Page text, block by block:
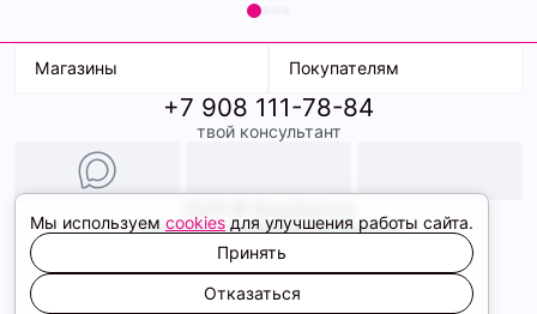
Магазины
ТК Терминал
ТРК Континент
Покупателям
Доставка
Условия оплаты
Образы
+7 908 111-78-84
твой консультант
Политика конфиденциальности
Соглашение cookie
Сайт создали
Мы используем cookies для улучшения работы сайта.
Принять
Отказаться